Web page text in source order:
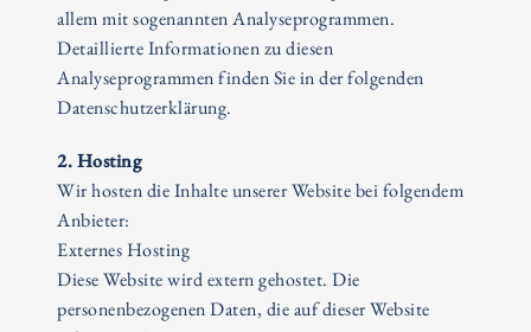
allem mit sogenannten Analyseprogrammen.
Detaillierte Informationen zu diesen
Analyseprogrammen finden Sie in der folgenden
Datenschutzerklärung.
2. Hosting
Wir hosten die Inhalte unserer Website bei folgendem
Anbieter:
Externes Hosting
Diese Website wird extern gehostet. Die
personenbezogenen Daten, die auf dieser Website